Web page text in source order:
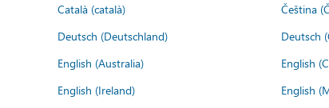
Català (català)
Čeština
Deutsch (Deutschland)
Deutsch
English (Australia)
English
English (Ireland)
English